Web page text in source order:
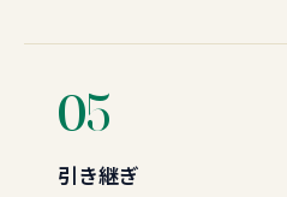
05
引き継ぎ